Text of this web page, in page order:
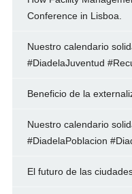
Conference in Lisboa.
Nuestro calendario
#DiadelaJuventud
Beneficio de la
Nuestro calendario
#DiadelaPoblacion
El futuro de las